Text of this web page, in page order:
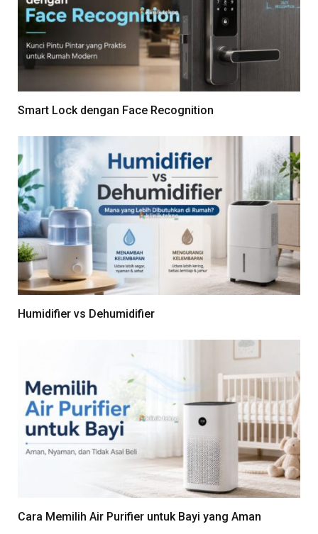
Smart Lock dengan Face Recognition
Humidifier vs Dehumidifier
Cara Memilih Air Purifier untuk Bayi yang Aman